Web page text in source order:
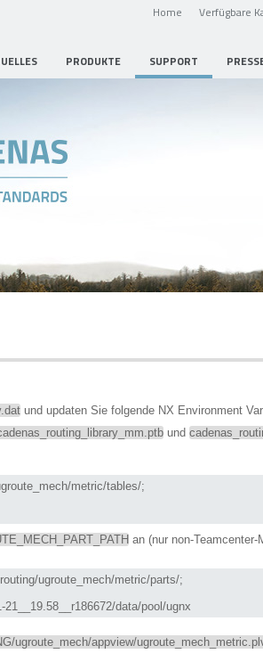
Home Verfügbare
PRODUKTE SUPPORT
und updaten Sie folgende NX Environment
und
an (nur non-
data/pool/ugnx
ugroute_mech/appview/